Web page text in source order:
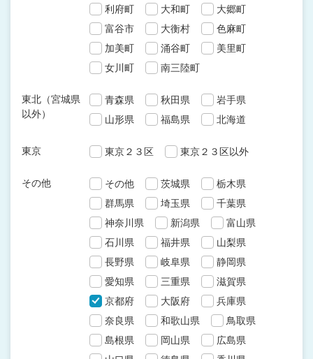
利府町 大和町
大郷町
富谷市
大衡村
色麻町
加美町
涌谷町
美里町
女川町
南三陸町
東北（宮城県
以外）
青森県 秋田県
岩手県
山形県
福島県 北海道
東京 東京２３区 東京２３区以外
その他 その他 茨城県
栃木県
群馬県
埼玉県
千葉県
神奈川県
新潟県
富山県
石川県
福井県
山梨県
長野県
岐阜県
静岡県
愛知県
三重県
滋賀県
京都府
大阪府
兵庫県
奈良県
和歌山県
鳥取県
島根県
岡山県
広島県